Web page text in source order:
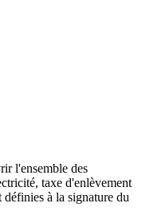
l'ensemble des
taxe d'enlèvement
définies à la signature du